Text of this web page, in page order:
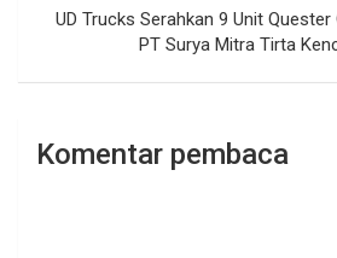
UD Trucks Serahkan 9 Unit Quester
PT Surya Mitra Tirta
Komentar pembaca